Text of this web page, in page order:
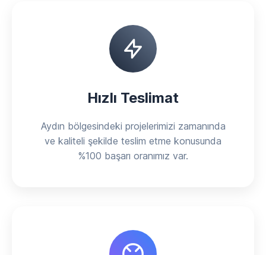
Hızlı Teslimat
Aydın bölgesindeki projelerimizi zamanında
ve kaliteli şekilde teslim etme konusunda
%100 başarı oranımız var.